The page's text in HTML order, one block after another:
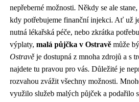
nepřeberné možnosti. Někdy se ale
kdy potřebujeme finanční injekci. Ať už
nutná lékařská péče, nebo zkrátka
výplaty, malá půjčka v Ostravě může
Ostravě je dostupná z mnoha zdrojů a s
najdete tu pravou pro vás. Důležité je
rozvahou zvážit všechny možnosti.
využilo služeb malých půjček a podařilo